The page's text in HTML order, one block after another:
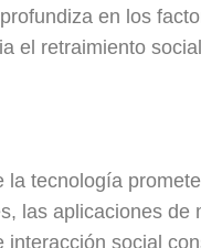
en los
el retraimiento
la tecnología
las aplicaciones
social